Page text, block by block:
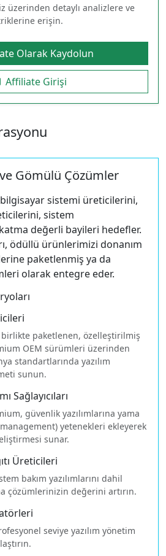
üzerinden detaylı analizlere ve
erişin.
Olarak Kaydolun
Affiliate Girişi
Gömülü Çözümler
bilgisayar sistemi üreticilerini,
sistem
değerli bayileri hedefler.
ödüllü ürünlerimizi donanım
paketlenmiş ya da
olarak entegre eder.
paketlenen, özelleştirilmiş
OEM sürümleri üzerinden
standartlarında yazılım
sunun.
Sağlayıcıları
güvenlik yazılımlarına yama
yetenekleri ekleyerek
sunar.
Üreticileri
bakım yazılımlarını dahil
çözümlerinizin değerini artırın.
seviye yazılım yönetim